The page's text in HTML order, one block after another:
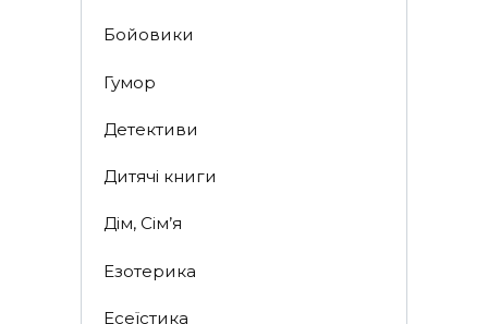
Бойовики
Гумор
Детективи
Дитячі книги
Дім, Сім’я
Езотерика
Есеїстика